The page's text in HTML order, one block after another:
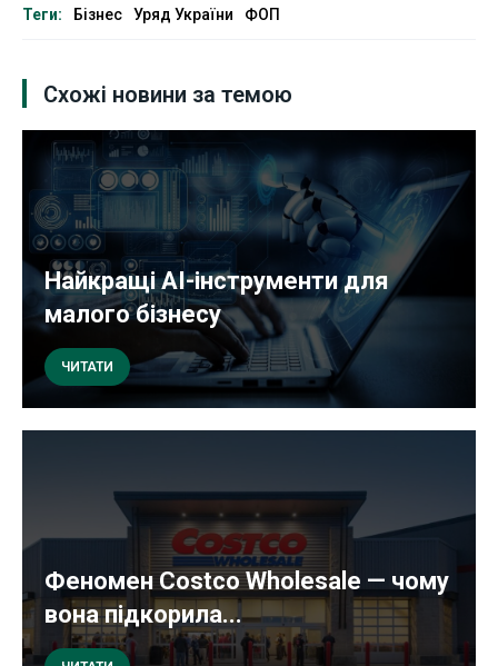
Теги: Бізнес Уряд України ФОП
Схожі новини за темою
Найкращі AI-інструменти для
малого бізнесу
ЧИТАТИ
Феномен Costco Wholesale — чому
вона підкорила...